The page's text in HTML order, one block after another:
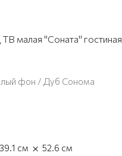
малая "Соната" гостиная
фон / Дуб Сонома
39.1 см × 52.6 см